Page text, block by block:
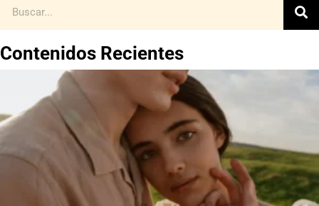
Contenidos Recientes